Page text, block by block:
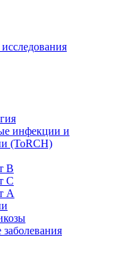
инфекции и
(ToRCH)
B
C
А